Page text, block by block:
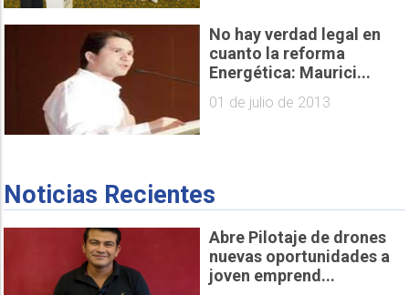
No hay verdad legal en
cuanto la reforma
Energética: Maurici...
01 de julio de 2013
Noticias Recientes
Abre Pilotaje de drones
nuevas oportunidades a
joven emprend...